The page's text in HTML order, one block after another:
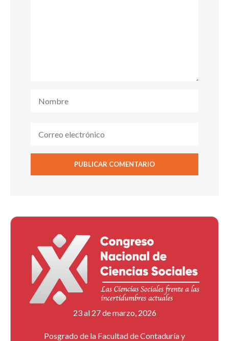
23 al 27 de marzo, 2026
Posgrado de la Facultad de Contaduría y